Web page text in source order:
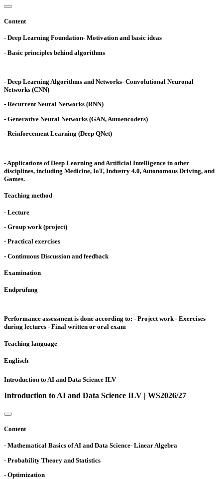
Content
- Deep Learning Foundation- Motivation and basic ideas
- Basic principles behind algorithms
- Deep Learning Algorithms and Networks- Convolutional Neuronal
Networks (CNN)
- Recurrent Neural Networks (RNN)
- Generative Neural Networks (GAN, Autoencoders)
- Reinforcement Learning (Deep QNet)
- Applications of Deep Learning and Artificial Intelligence in other
disciplines, including Medicine, IoT, Industry 4.0, Autonomous Driving, and
Games.
Teaching method
- Lecture
- Group work (project)
- Practical exercises
- Continuous Discussion and feedback
Examination
Endprüfung
Performance assessment is done according to: - Project work - Exercises
during lectures - Final written or oral exam
Teaching language
Englisch
Introduction to AI and Data Science ILV
Introduction to AI and Data Science ILV | WS2026/27
Content
- Mathematical Basics of AI and Data Science- Linear Algebra
- Probability Theory and Statistics
- Optimization